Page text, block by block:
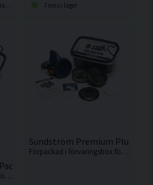
Finns i lager
SR 100 M/L
Förpackad i förvaringsbox för dammfri förvaring.
Sundström Premium Plus
Förpackad i förvaringsbox för dammfri förvaring.